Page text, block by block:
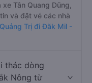
Tân Quang Dũng,
và đặt vé các nhà
Trị đi Đăk Mil -
thác dòng
Nông từ